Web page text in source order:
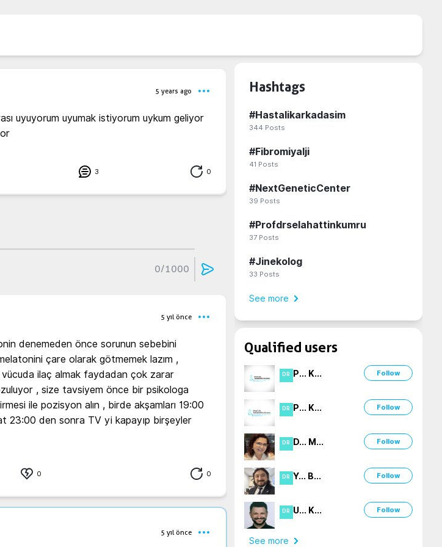
5 years ago
uyuyorum uyumak istiyorum uykum geliyor
3 0
0/1000
5 yıl önce
denemeden önce sorunun sebebini
çare olarak götmemek lazım ,
vücuda ilaç almak faydadan çok zarar
, size tavsiyem önce bir psikologa
ile pozisyon alın , birde akşamları 19:00
23:00 den sonra TV yi kapayıp birşeyler
0 0
5 yıl önce
Hashtags
#Hastalikarkadasim
344 Posts
#Fibromiyalji
41 Posts
#NextGeneticCenter
39 Posts
#Profdrselahattinkumru
37 Posts
#Jinekolog
33 Posts
See more
Qualified users
DR P... K... Follow
DR P... K... Follow
DR D... M... Follow
DR Y... B... Follow
DR U... K... Follow
See more